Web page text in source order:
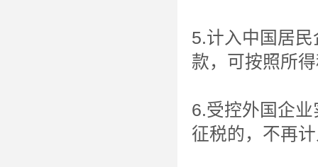
5.计入中国居
款，可按照所
6.受控外国企
征税的，不再